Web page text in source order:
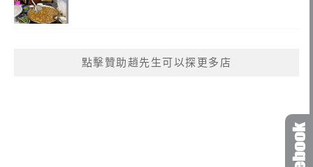
點擊贊助趙先生可以探更多店